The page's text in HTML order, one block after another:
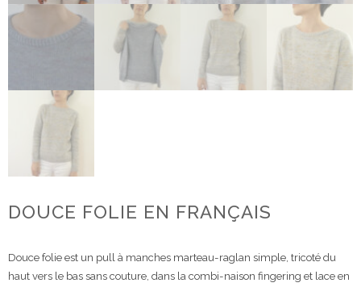
DOUCE FOLIE EN FRANÇAIS
Douce folie est un pull à manches marteau-raglan simple, tricoté du
haut vers le bas sans couture, dans la combi-naison fingering et lace en